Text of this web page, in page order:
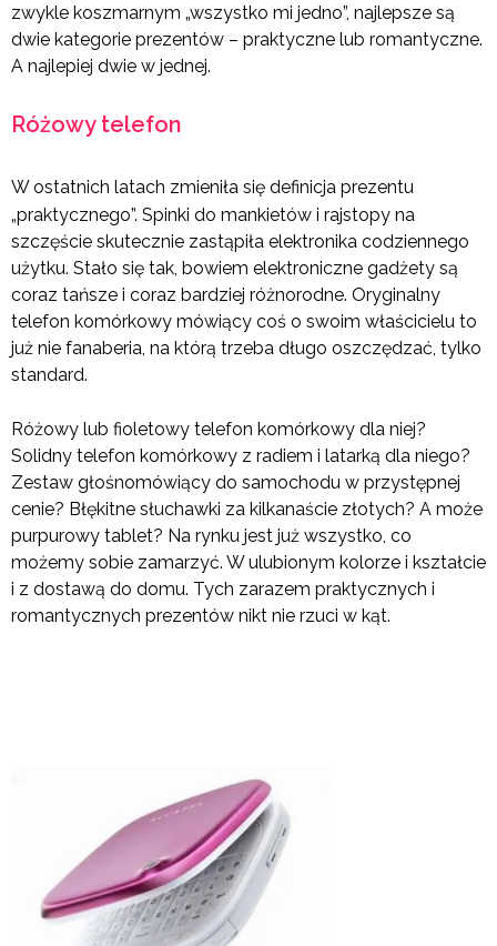
zwykle koszmarnym „wszystko mi jedno”, najlepsze są
dwie kategorie prezentów – praktyczne lub romantyczne.
A najlepiej dwie w jednej.
Różowy telefon
W ostatnich latach zmieniła się definicja prezentu
„praktycznego”. Spinki do mankietów i rajstopy na
szczęście skutecznie zastąpiła elektronika codziennego
użytku. Stało się tak, bowiem elektroniczne gadżety są
coraz tańsze i coraz bardziej różnorodne. Oryginalny
telefon komórkowy mówiący coś o swoim właścicielu to
już nie fanaberia, na którą trzeba długo oszczędzać, tylko
standard.
Różowy lub fioletowy telefon komórkowy dla niej?
Solidny telefon komórkowy z radiem i latarką dla niego?
Zestaw głośnomówiący do samochodu w przystępnej
cenie? Błękitne słuchawki za kilkanaście złotych? A może
purpurowy tablet? Na rynku jest już wszystko, co
możemy sobie zamarzyć. W ulubionym kolorze i kształcie
i z dostawą do domu. Tych zarazem praktycznych i
romantycznych prezentów nikt nie rzuci w kąt.